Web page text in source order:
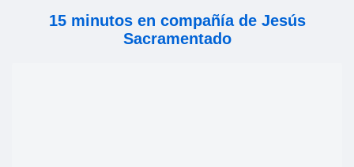
15 minutos en compañía de Jesús
Sacramentado